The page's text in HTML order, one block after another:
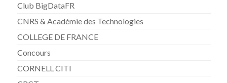
Club BigDataFR
CNRS & Académie des Technologies
COLLEGE DE FRANCE
Concours
CORNELL CITI